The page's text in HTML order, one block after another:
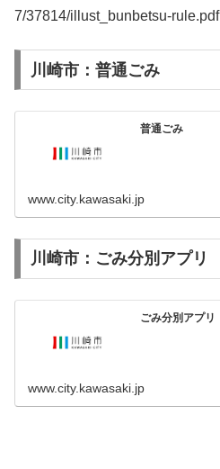
7/37814/illust_bunbetsu-rule.pdf
川崎市：普通ごみ
普通ごみ
www.city.kawasaki.jp
川崎市：ごみ分別アプリ
ごみ分別アプリ
www.city.kawasaki.jp